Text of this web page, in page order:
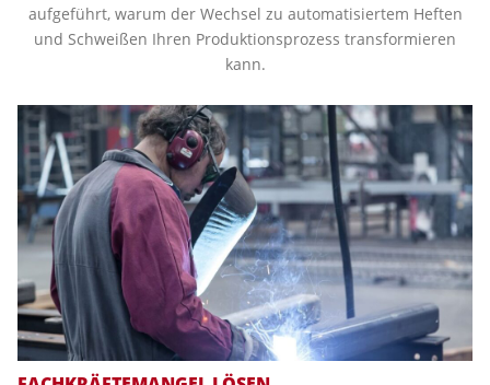
aufgeführt, warum der Wechsel zu automatisiertem Heften
und Schweißen Ihren Produktionsprozess transformieren
kann.